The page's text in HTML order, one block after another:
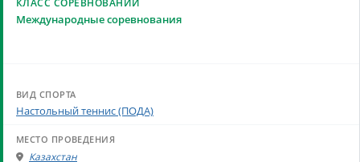
Международные соревнования
Настольный теннис (ПОДА)
Казахстан